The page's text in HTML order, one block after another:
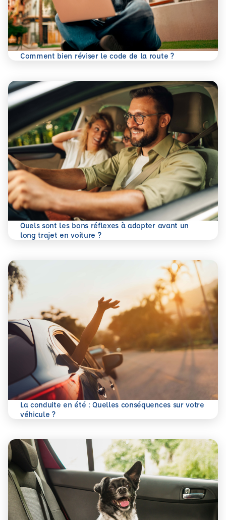
Comment bien réviser le code de la route ?
En savoir plus
Quels sont les bons réflexes à adopter avant un
long trajet en voiture ?
En savoir plus
La conduite en été : Quelles conséquences sur votre
véhicule ?
En savoir plus